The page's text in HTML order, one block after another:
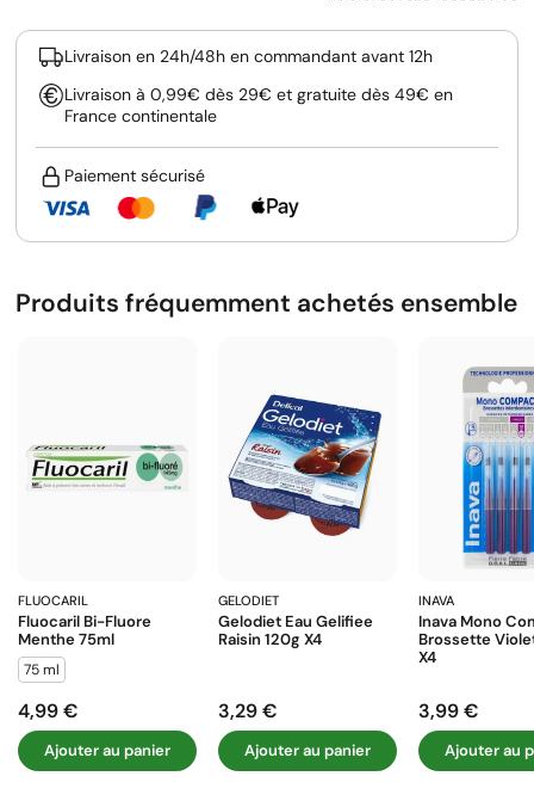
Livraison en 24h/48h en commandant avant 12h
Livraison à 0,99€ dès 29€ et gratuite dès 49€ en
France continentale
Paiement sécurisé
Produits fréquemment achetés ensemble
FLUOCARIL
Fluocaril Bi-Fluore
Menthe 75ml
75 ml
Prix
4,99 €
Ajouter au panier
GELODIET
Gelodiet Eau Gelifiee
Raisin 120g X4
Prix
3,29 €
Ajouter au panier
INAVA
Inava Mono
Brossette
X4
Prix
3,99 €
Ajouter au